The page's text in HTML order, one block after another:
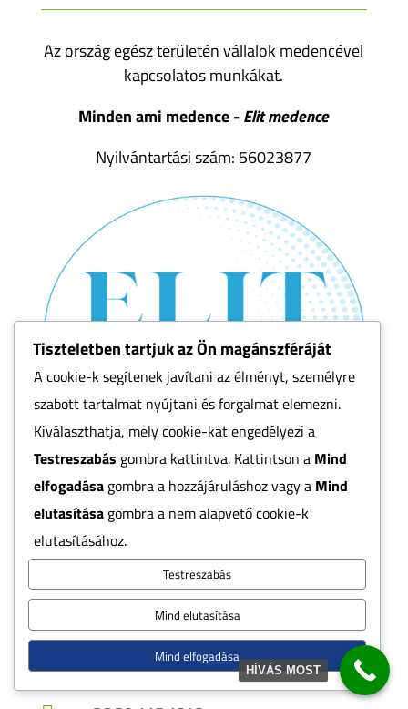
Az ország egész területén vállalok medencével
kapcsolatos munkákat.
Minden ami medence -Elit medence
Nyilvántartási szám: 56023877
Kapcsolat
Budapest, Méta u. 31, 1194
info@elitmedence.hu
Tiszteletben tartjuk az Ön magánszféráját
A cookie-k segítenek javítani az élményt, személyre
szabott tartalmat nyújtani és forgalmat elemezni.
Kiválaszthatja, mely cookie-kat engedélyezi a
Testreszabás gombra kattintva. Kattintson a Mind
elfogadása gombra a hozzájáruláshoz vagy a Mind
elutasítása gombra a nem alapvető cookie-k
elutasításához.
Testreszabás
Mind elutasítása
Mind elfogadása
HÍVÁS MOST